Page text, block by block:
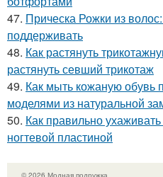
47. Прическа Рожки из
поддерживать
48. Как растянуть
растянуть севший трикотаж
49. Как мыть кожаную обувь
моделями из натуральной
50. Как правильно
ногтевой пластиной
© 2026 Модная подружка